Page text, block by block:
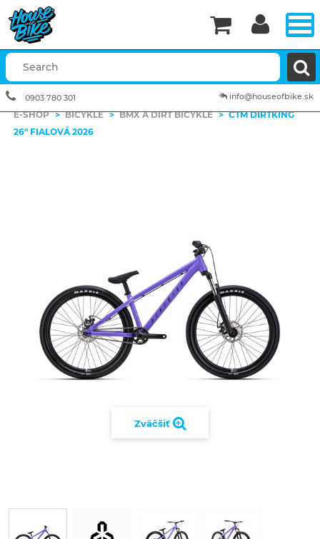
E-SHOP > BICYKLE > BMX A DIRT BICYKLE > CTM DIRTKING
26" FIALOVÁ 2026
Zväčšiť


info@houseofbike.sk
0903 780 301